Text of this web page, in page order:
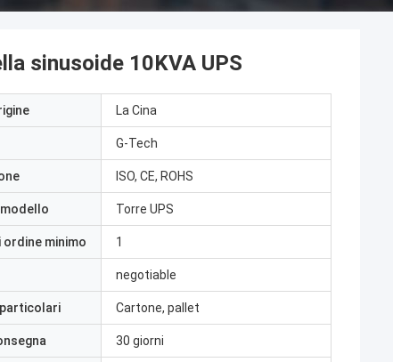
sinusoide 10KVA UPS
La Cina
G-Tech
ISO, CE, ROHS
Torre UPS
ordine minimo 1
negotiable
particolari Cartone, pallet
30 giorni